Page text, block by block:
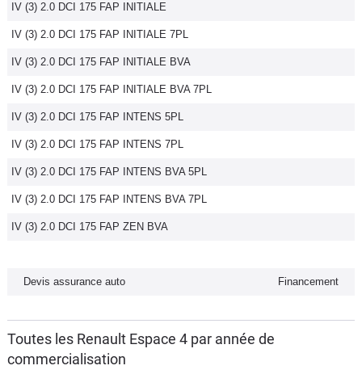
Moto
Marques
IV (3) 2.0 DCI 175 FAP INITIALE
IV (3) 2.0 DCI 175 FAP INITIALE 7PL
IV (3) 2.0 DCI 175 FAP INITIALE BVA
IV (3) 2.0 DCI 175 FAP INITIALE BVA 7PL
IV (3) 2.0 DCI 175 FAP INTENS 5PL
IV (3) 2.0 DCI 175 FAP INTENS 7PL
IV (3) 2.0 DCI 175 FAP INTENS BVA 5PL
IV (3) 2.0 DCI 175 FAP INTENS BVA 7PL
IV (3) 2.0 DCI 175 FAP ZEN BVA
Devis assurance auto Financement
Toutes les Renault Espace 4 par année de
commercialisation